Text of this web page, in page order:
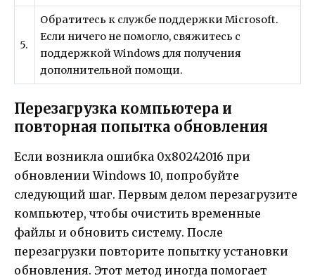
5.
Обратитесь к службе поддержки Microsoft.
Если ничего не помогло, свяжитесь с
поддержкой Windows для получения
дополнительной помощи.
Перезагрузка компьютера и
повторная попытка обновления
Если возникла ошибка 0x80242016 при
обновлении Windows 10, попробуйте
следующий шаг. Первым делом перезагрузите
компьютер, чтобы очистить временные
файлы и обновить систему. После
перезагрузки повторите попытку установки
обновления. Этот метод иногда помогает